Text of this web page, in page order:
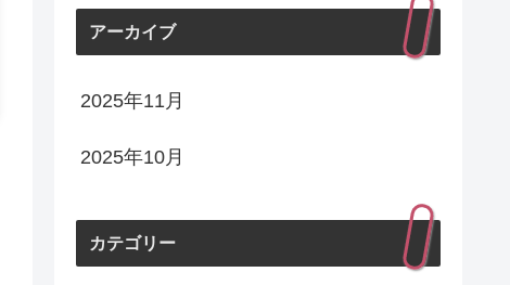
アーカイブ
2025年11月
2025年10月
カテゴリー